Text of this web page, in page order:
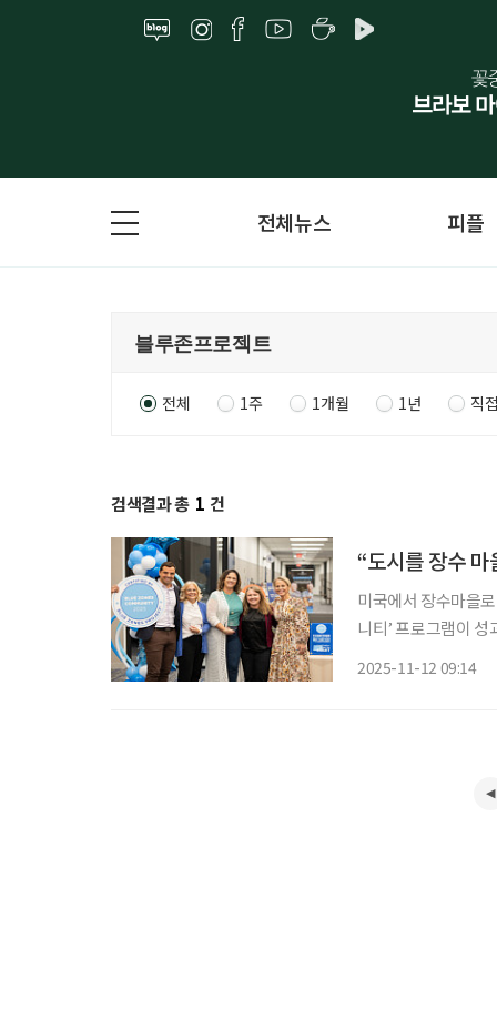
전체뉴스 피플
전체 1주 1개월 1년 직
검색결과 총 1 건
“도시를 장수
미국에서 장수마을
니티’ 프로그램이
2025-11-12 09:14